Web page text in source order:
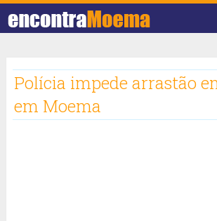
Polícia impede arrastão
em Moema